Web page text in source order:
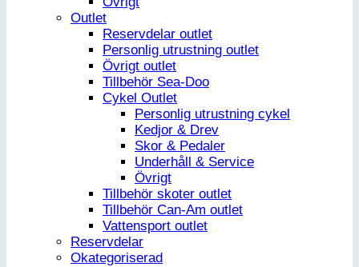
Outlet
Reservdelar outlet
Personlig utrustning outlet
Övrigt outlet
Tillbehör Sea-Doo
Cykel Outlet
Personlig utrustning cykel
Kedjor & Drev
Skor & Pedaler
Underhåll & Service
Övrigt
Tillbehör skoter outlet
Tillbehör Can-Am outlet
Vattensport outlet
Reservdelar
Okategoriserad